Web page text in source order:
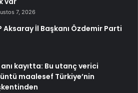
7, 2026
Aksaray İl Başkanı Özdemir Parti
anı kayıtta: Bu utanç verici
maalesef Türkiye’nin